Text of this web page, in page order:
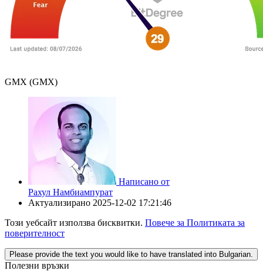
GMX (GMX)
Написано от
Рахул Намбиампурат
Актуализирано 2025-12-02 17:21:46
Този уебсайт използва бисквитки. Повече за Политиката за
поверителност
Please provide the text you would like to have translated into Bulgarian.
Полезни връзки